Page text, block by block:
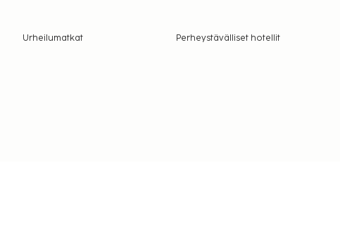
Urheilumatkat
Perheystävälliset hotellit